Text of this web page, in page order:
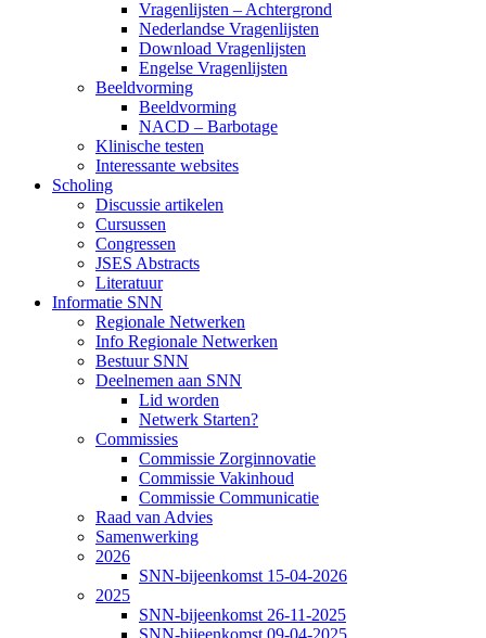
Vragenlijsten – Achtergrond
Nederlandse Vragenlijsten
Download Vragenlijsten
Engelse Vragenlijsten
Beeldvorming
Beeldvorming
NACD – Barbotage
Klinische testen
Interessante websites
Scholing
Discussie artikelen
Cursussen
Congressen
JSES Abstracts
Literatuur
Informatie SNN
Regionale Netwerken
Info Regionale Netwerken
Bestuur SNN
Deelnemen aan SNN
Lid worden
Netwerk Starten?
Commissies
Commissie Zorginnovatie
Commissie Vakinhoud
Commissie Communicatie
Raad van Advies
Samenwerking
2026
SNN-bijeenkomst 15-04-2026
2025
SNN-bijeenkomst 26-11-2025
SNN-bijeenkomst 09-04-2025